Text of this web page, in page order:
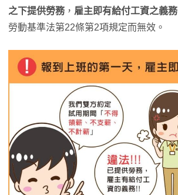
之下提供勞務 ， 雇主即有給付工資之義務
勞動基準法第22條第2項規定而無效。